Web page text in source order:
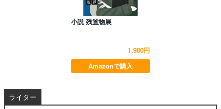
小説 残置物展
1,980円
Amazonで購入
ライター